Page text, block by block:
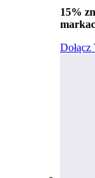
15%
Dołącz